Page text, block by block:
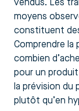
vendus. Les
moyens
constituent
Comprendre la
combien
pour un
la prévision du
plutôt qu’en